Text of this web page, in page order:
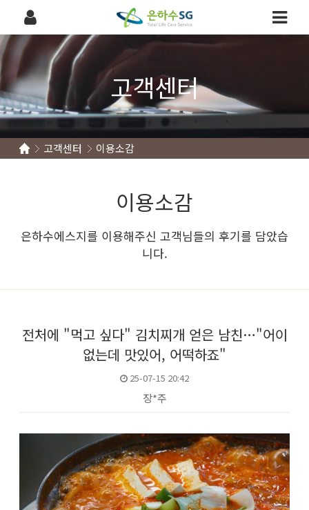
고객센터
고객센터 이용소감
이용소감
은하수에스지를 이용해주신 고객님들의 후기를 담았습
니다.
전처에 "먹고 싶다" 김치찌개 얻은 남친…"어이
없는데 맛있어, 어떡하죠"
25-07-15 20:42
장*주
본문